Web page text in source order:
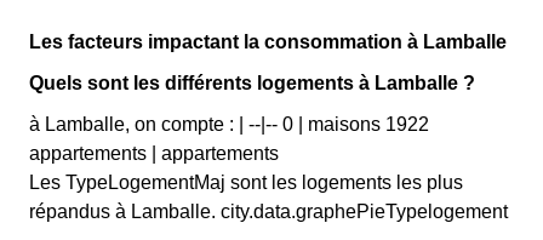
Les facteurs impactant la consommation à Lamballe
Quels sont les différents logements à Lamballe ?
à Lamballe, on compte : | --|-- 0 | maisons 1922
appartements | appartements
Les TypeLogementMaj sont les logements les plus
répandus à Lamballe. city.data.graphePieTypelogement